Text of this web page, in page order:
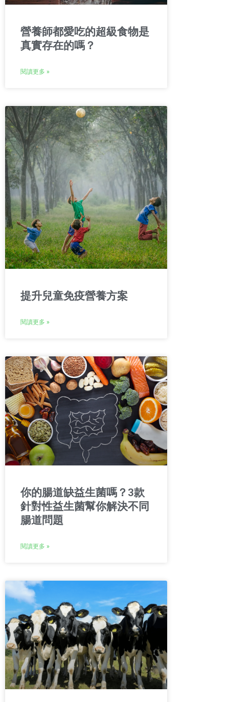
營養師都愛吃的超級食物是
真實存在的嗎？
閱讀更多 »
提升兒童免疫營養方案
閱讀更多 »
你的腸道缺益生菌嗎？3款
針對性益生菌幫你解決不同
腸道問題
閱讀更多 »